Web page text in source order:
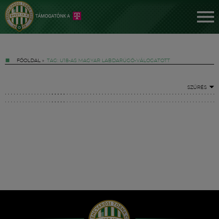
FŐOLDAL » TAG: U18-AS MAGYAR LABDARÚGÓ-VÁLOGATOTT
SZŰRÉS
Hírek